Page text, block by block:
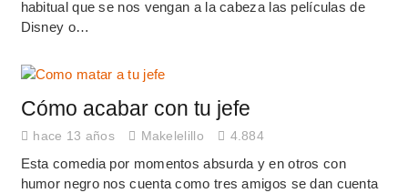
habitual que se nos vengan a la cabeza las películas de
Disney o…
Cómo acabar con tu jefe
hace 13 años Makelelillo 4.884
Esta comedia por momentos absurda y en otros con
humor negro nos cuenta como tres amigos se dan cuenta